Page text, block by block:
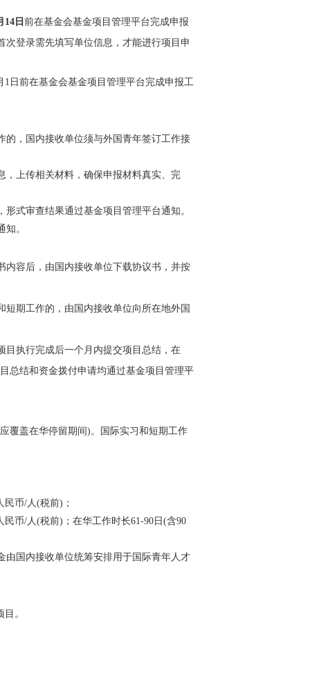
14日 前在基金会基金项目管理平台完成申报
次登录需先填写单位信息，才能进行项目申
1日前在基金会基金项目管理平台完成申报工
的，国内接收单位须与外国青年签订工作接
，上传相关材料，确保申报材料真实、完
式审查结果通过基金项目管理平台通知。
。
内容后，由国内接收单位下载协议书，并按
期工作的，由国内接收单位向所在地外国
目执行完成后一个月内提交项目总结，在
总结和资金拨付申请均通过基金项目管理平
覆盖在华停留期间)。国际实习和短期工作
币/人(税前)；
币/人(税前)；在华工作时长61-90日(含90
由国内接收单位统筹安排用于国际青年人才
。